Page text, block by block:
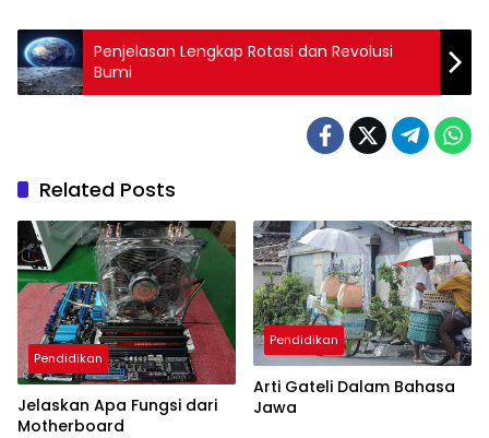
Penjelasan Lengkap Rotasi dan Revolusi
Bumi
Related Posts
Pendidikan
Jelaskan Apa Fungsi dari
Motherboard
Pendidikan
Arti Gateli Dalam Bahasa
Jawa